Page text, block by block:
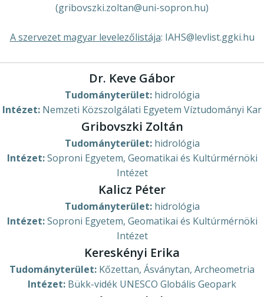
(gribovszki.zoltan@uni-sopron.hu)
A szervezet magyar levelezőlistája: IAHS@levlist.ggki.hu
Dr. Keve Gábor
Tudományterület:hidrológia
Intézet: Nemzeti Közszolgálati Egyetem Víztudományi Kar
Gribovszki Zoltán
Tudományterület:hidrológia
Intézet:Soproni Egyetem, Geomatikai és Kultúrmérnöki
Intézet
Kalicz Péter
Tudományterület:hidrológia
Intézet:Soproni Egyetem, Geomatikai és Kultúrmérnöki
Intézet
Kereskényi Erika
Tudományterület: Kőzettan, Ásványtan, Archeometria
Intézet: Bükk-vidék UNESCO Globális Geopark